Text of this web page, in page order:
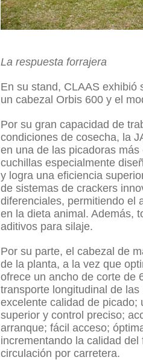
La respuesta forrajera
En su stand, CLAAS exhibió
un cabezal Orbis 600 y el
Por su gran capacidad de
condiciones de cosecha, la
en una de las picadoras
cuchillas especialmente
y logra una eficiencia
de sistemas de crackers
diferenciales, permitiendo el
en la dieta animal. Además,
aditivos para silaje.
Por su parte, el cabezal de
de la planta, a la vez que
ofrece un ancho de corte de
transporte longitudinal de
excelente calidad de picado;
superior y control preciso;
arranque; fácil acceso;
incrementando la calidad
circulación por carretera.